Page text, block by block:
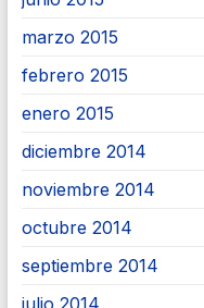
marzo 2015
febrero 2015
enero 2015
diciembre 2014
noviembre 2014
octubre 2014
septiembre 2014
julio 2014